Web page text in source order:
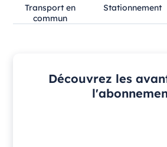
Transport en
commun
Stationnement
Découvrez les